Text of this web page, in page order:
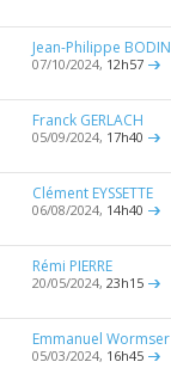
Jean-Philippe BODIN
07/10/2024, 12h57
Franck GERLACH
05/09/2024, 17h40
Clément EYSSETTE
06/08/2024, 14h40
Rémi PIERRE
20/05/2024,23h15
Emmanuel Wormser
05/03/2024, 16h45